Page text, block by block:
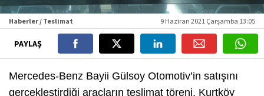
Haberler / Teslimat 9 Haziran 2021 Çarşamba 13:05
PAYLAŞ
Mercedes-Benz Bayii Gülsoy Otomotiv’in satışını
gerçekleştirdiği araçların teslimat töreni, Kurtköy